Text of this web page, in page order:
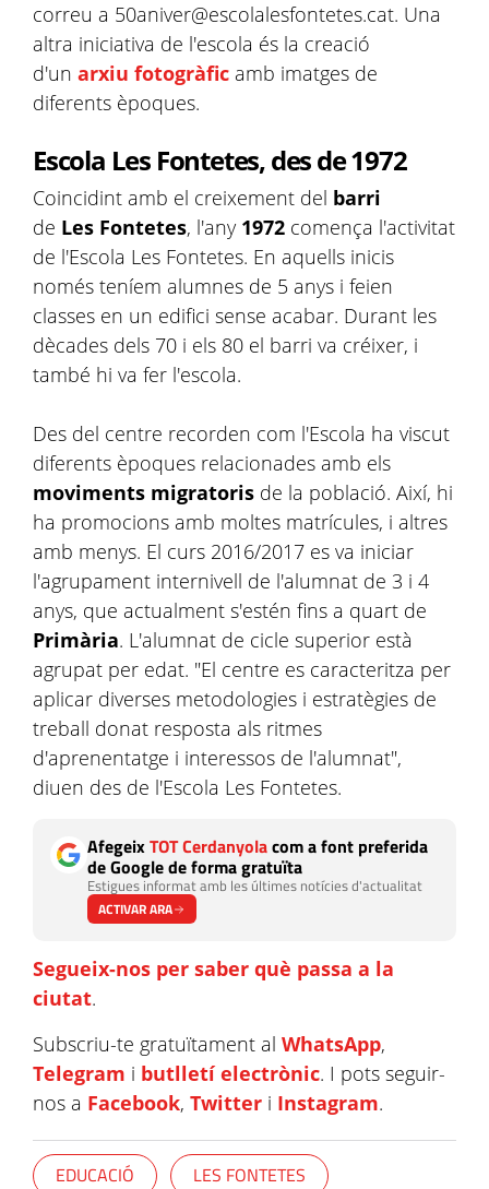
correu a 50aniver@escolalesfontetes.cat. Una
altra iniciativa de l'escola és la creació
d'un arxiu fotogràfic amb imatges de
diferents èpoques.
Escola Les Fontetes, des de 1972
Coincidint amb el creixement del barri
de Les Fontetes, l'any 1972 comença l'activitat
de l'Escola Les Fontetes. En aquells inicis
només teníem alumnes de 5 anys i feien
classes en un edifici sense acabar. Durant les
dècades dels 70 i els 80 el barri va créixer, i
també hi va fer l'escola.
Des del centre recorden com l'Escola ha viscut
diferents èpoques relacionades amb els
moviments migratoris de la població. Així, hi
ha promocions amb moltes matrícules, i altres
amb menys. El curs 2016/2017 es va iniciar
l'agrupament internivell de l'alumnat de 3 i 4
anys, que actualment s'estén fins a quart de
Primària. L'alumnat de cicle superior està
agrupat per edat. "El centre es caracteritza per
aplicar diverses metodologies i estratègies de
treball donat resposta als ritmes
d'aprenentatge i interessos de l'alumnat",
diuen des de l'Escola Les Fontetes.
AfegeixTOT Cerdanyolacom a font preferida
de Google de forma gratuïta
Estigues informat amb les últimes notícies d'actualitat
ACTIVAR ARA
Segueix-nos per saber què passa a la
ciutat.
Subscriu-te gratuïtament al WhatsApp,
Telegram i butlletí electrònic. I pots seguir-
nos a Facebook, Twitter i Instagram.
EDUCACIÓ LES FONTETES